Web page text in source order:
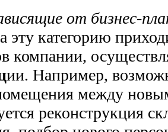
от бизнес-
эту категорию
компании,
ии. Например,
между
реконструкция